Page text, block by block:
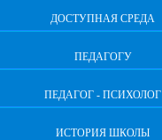
ДОСТУПНАЯ СРЕДА
ПЕДАГОГУ
ПЕДАГОГ - ПСИХОЛОГ
ИСТОРИЯ ШКОЛЫ